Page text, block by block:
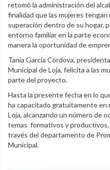
retomó la administración del
finalidad que las mujeres
superación dentro de su hogar,
entorno familiar en la parte
manera la oportunidad de
Tania García Córdova,
Municipal de Loja, felicita a las
parte del proyecto.
Hasta la presente fecha en lo
ha capacitado gratuitamente en
Loja, alcanzando un número de
temas formativos y productivos,
través del departamento de
Municipal.